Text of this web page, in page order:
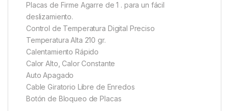
Placas de Firme Agarre de 1 . para un fácil
deslizamiento.
Control de Temperatura Digital Preciso
Temperatura Alta 210 gr.
Calentamiento Rápido
Calor Alto, Calor Constante
Auto Apagado
Cable Giratorio Libre de Enredos
Botón de Bloqueo de Placas